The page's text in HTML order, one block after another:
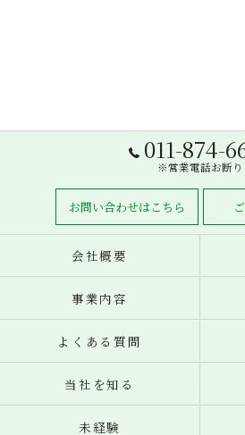
011-874-
※営業電話お断り
お問い合わせはこちら
会社概要
事業内容
よくある質問
当社を知る
未経験